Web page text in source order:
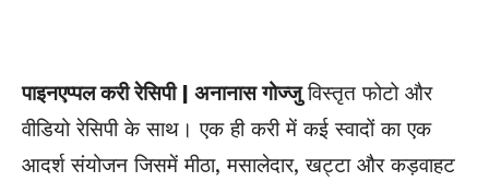
पाइनएप्पल करी रेसिपी | अनानास गोज्जुविस्तृत फोटो और
वीडियो रेसिपी के साथ। एक ही करी में कई स्वादों का एक
आदर्श संयोजन जिसमें मीठा, मसालेदार, खट्टा और कड़वाहट